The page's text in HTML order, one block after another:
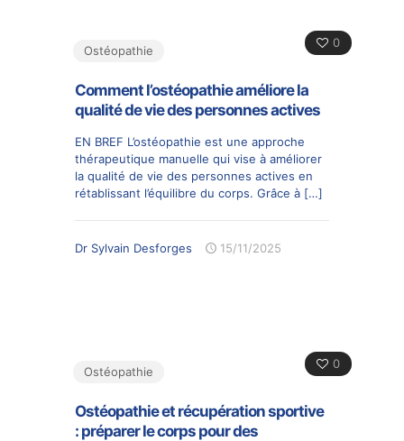
0
Ostéopathie
Comment l’ostéopathie améliore la
qualité de vie des personnes actives
EN BREF L’ostéopathie est une approche
thérapeutique manuelle qui vise à améliorer
la qualité de vie des personnes actives en
rétablissant l’équilibre du corps. Grâce à […]
Dr Sylvain Desforges 15/11/2025
0
Ostéopathie
Ostéopathie et récupération sportive
: préparer le corps pour des